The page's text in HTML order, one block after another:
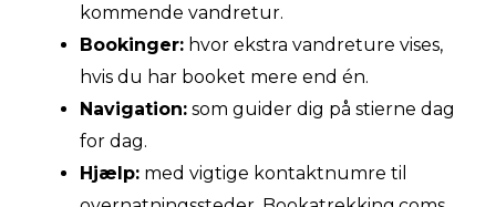
kommende vandretur.
Bookinger: hvor ekstra vandreture vises,
hvis du har booket mere end én.
Navigation: som guider dig på stierne dag
for dag.
Hjælp: med vigtige kontaktnumre til